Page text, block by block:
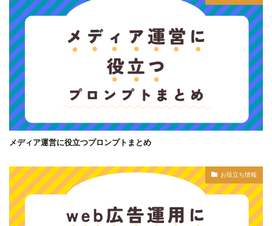
メディア運営に役立つプロンプトまとめ
お役立ち情報